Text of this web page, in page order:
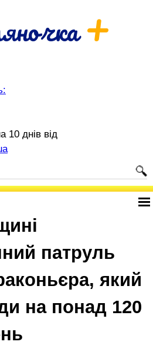
+
10 днів від
патруль
який
на понад 120